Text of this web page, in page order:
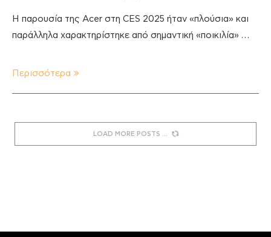
Η παρουσία της Acer στη CES 2025 ήταν «πλούσια» και
παράλληλα χαρακτηρίστηκε από σημαντική «ποικιλία» …
Περισσότερα
LOAD MORE POSTS